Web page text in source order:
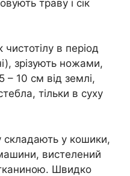
траву і сік
чистотілу в період
зрізують ножами,
10 см від землі,
тільки в суху
складають у кошики,
вистелений
Швидко